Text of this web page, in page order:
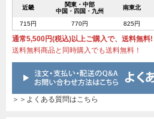
近畿
関東・中部
中国・四国・九州
南東北
715円 770円 825円
通常5,500円(税込)以上ご購入で、送料無料!
送料無料商品と同時購入でも送料無料！
＞＞よくある質問はこちら